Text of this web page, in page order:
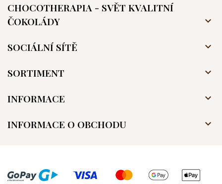
CHOCOTHERAPIA - SVĚT KVALITNÍ
ČOKOLÁDY

SOCIÁLNÍ SÍTĚ 
SORTIMENT 
INFORMACE 
INFORMACE O OBCHODU 